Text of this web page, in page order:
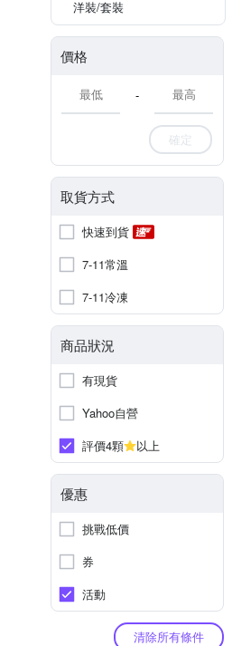
洋裝/套裝
價格
-
確定
取貨方式
快速到貨
7-11常溫
7-11冷凍
商品狀況
有現貨
Yahoo自營
評價4顆
以上
優惠
挑戰低價
券
活動
清除所有條件